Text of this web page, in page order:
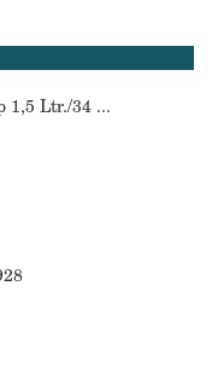
1,5 Ltr./34 ...